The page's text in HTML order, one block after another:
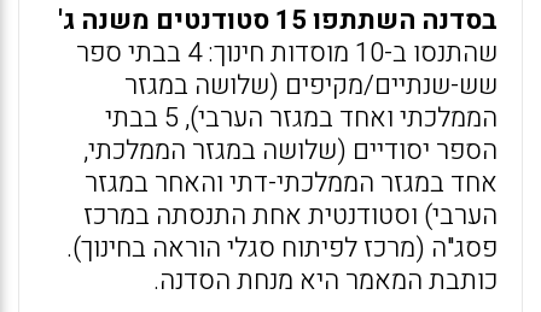
בסדנה השתתפו 15 סטודנטים משנה ג'
שהתנסו ב-10 מוסדות חינוך: 4 בבתי ספר
שש-שנתיים/מקיפים (שלושה במגזר
הממלכתי ואחד במגזר הערבי), 5 בבתי
הספר יסודיים (שלושה במגזר הממלכתי,
אחד במגזר הממלכתי-דתי והאחר במגזר
הערבי) וסטודנטית אחת התנסתה במרכז
פסג"ה (מרכז לפיתוח סגלי הוראה בחינוך).
כותבת המאמר היא מנחת הסדנה.